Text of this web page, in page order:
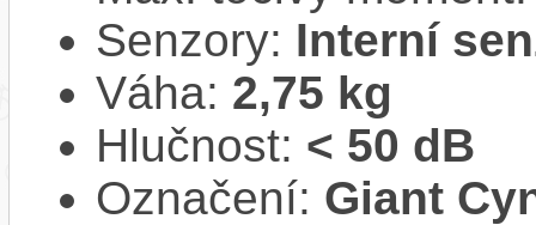
Senzory: Interní
Váha: 2,75 kg
Hlučnost: < 50 dB
Označení: Giant